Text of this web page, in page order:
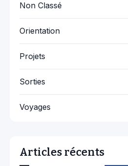
Non Classé
Orientation
Projets
Sorties
Voyages
Articles récents